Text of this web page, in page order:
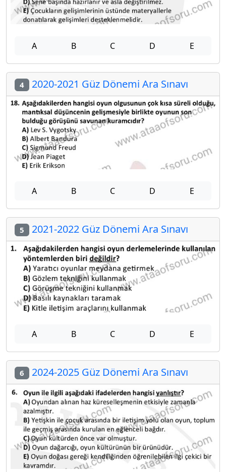
A B C D E
4 2020-2021 Güz Dönemi Ara Sınavı
A B C D E
5 2021-2022 Güz Dönemi Ara Sınavı
A B C D E
6 2024-2025 Güz Dönemi Ara Sınavı